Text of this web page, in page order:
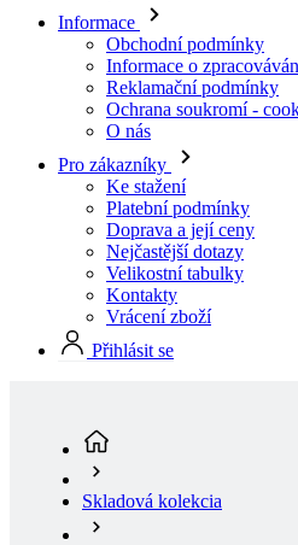
Informace
Obchodní podmínky
Informace o
Reklamační podmínky
Ochrana soukromí -
O nás
Pro zákazníky
Ke stažení
Platební podmínky
Doprava a její ceny
Nejčastější dotazy
Velikostní tabulky
Kontakty
Vrácení zboží
Přihlásit se
Skladová kolekcia